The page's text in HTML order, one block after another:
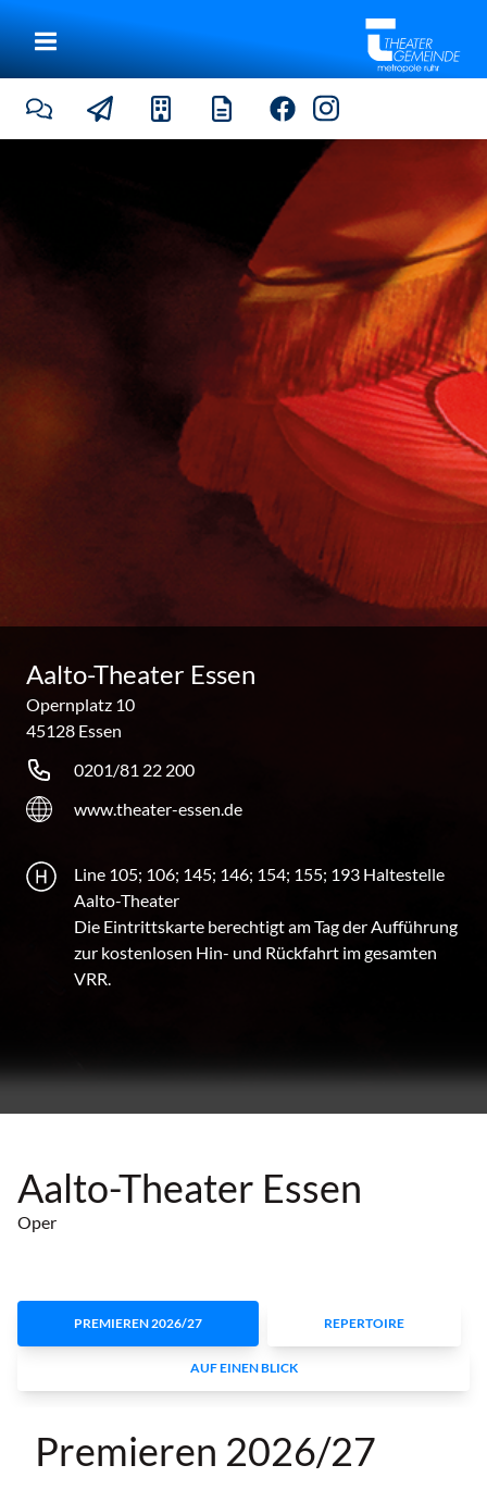
Aalto-Theater Essen
Opernplatz 10
45128 Essen
0201/81 22 200
www.theater-essen.de
Line 105; 106; 145; 146; 154; 155; 193 Haltestelle
Aalto-Theater
Die Eintrittskarte berechtigt am Tag der Aufführung
zur kostenlosen Hin- und Rückfahrt im gesamten
VRR.
Aalto-Theater Essen
Oper
PREMIEREN 2026/27 REPERTOIRE
AUF EINEN BLICK
Premieren 2026/27